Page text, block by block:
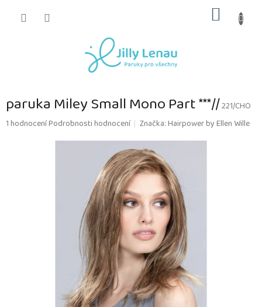
KOŠÍK
paruka Miley Small Mono Part ***//221/CHO
Průměrné
1 hodnoceníPodrobnosti hodnocení Značka:Hairpower by Ellen Wille